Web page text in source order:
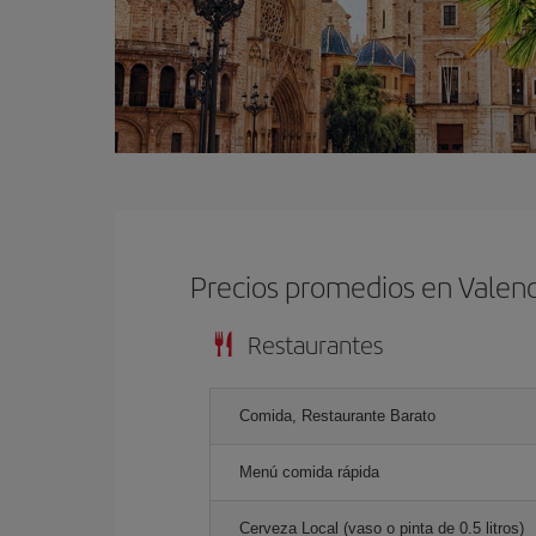
Precios promedios en
Restaurantes
Comida, Restaurante Barato
Menú comida rápida
Cerveza Local (vaso o pinta de 0.5 litros)